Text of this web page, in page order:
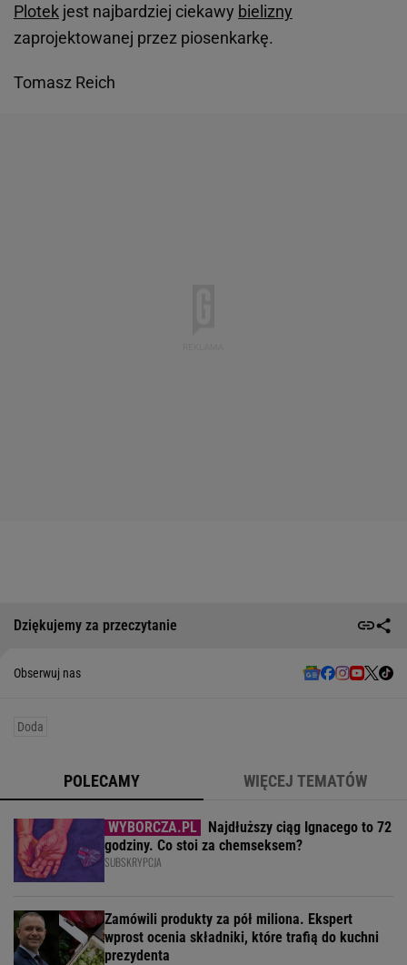
Plotek jest najbardziej ciekawy bielizny
zaprojektowanej przez piosenkarkę.
Tomasz Reich
Dziękujemy za przeczytanie
Obserwuj nas
Doda
POLECAMY WIĘCEJ TEMATÓW
Najdłuższy ciąg Ignacego to 72
godziny. Co stoi za chemseksem?
SUBSKRYPCJA
Zamówili produkty za pół miliona. Ekspert
wprost ocenia składniki, które trafią do kuchni
prezydenta